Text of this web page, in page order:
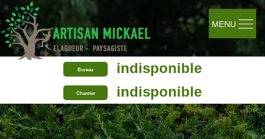
Bureau indisponible
Chantier indisponible
MENU